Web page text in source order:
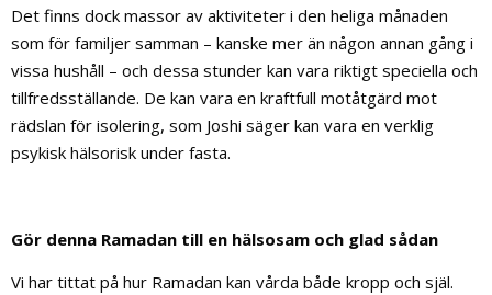
Det finns dock massor av aktiviteter i den heliga månaden
som för familjer samman – kanske mer än någon annan gång i
vissa hushåll – och dessa stunder kan vara riktigt speciella och
tillfredsställande. De kan vara en kraftfull motåtgärd mot
rädslan för isolering, som Joshi säger kan vara en verklig
psykisk hälsorisk under fasta.
Gör denna Ramadan till en hälsosam och glad sådan
Vi har tittat på hur Ramadan kan vårda både kropp och själ.